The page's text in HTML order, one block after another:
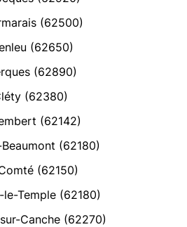
(62500)
(62650)
(62890)
(62380)
(62142)
(62180)
(62150)
le-Temple (62180)
Canche (62270)